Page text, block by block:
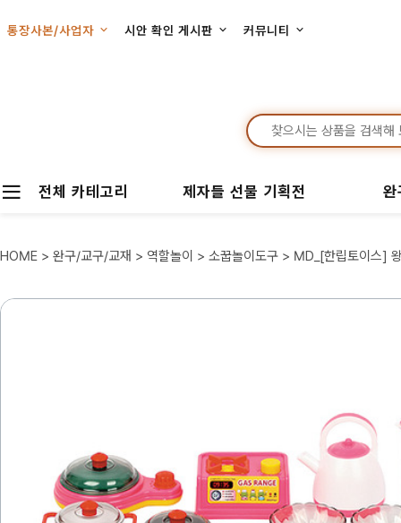
통장사본/사업자 시안 확인 게시판 커뮤니티
전체 카테고리 제자들 선물 기획전
HOME > 완구/교구/교재 > 역할놀이 > 소꿉놀이도구 > MD_[한립토이스]